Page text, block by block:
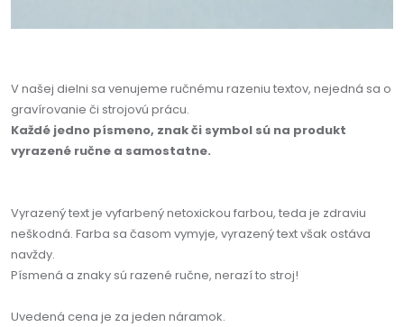
V našej dielni sa venujeme ručnému razeniu textov, nejedná sa o
gravírovanie či strojovú prácu.
Každé jedno písmeno, znak či symbol sú na produkt
vyrazené ručne a samostatne.
Vyrazený text je vyfarbený netoxickou farbou, teda je zdraviu
neškodná. Farba sa časom vymyje, vyrazený text však ostáva
navždy.
Písmená a znaky sú razené ručne, nerazí to stroj!
Uvedená cena je za jeden náramok.